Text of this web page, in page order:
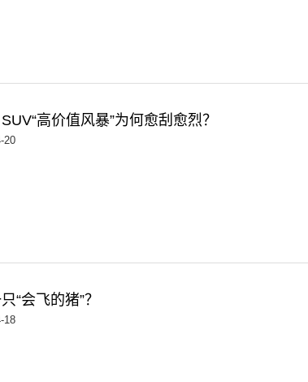
高价值风暴”为何愈刮愈烈？
20
“会飞的猪”？
18